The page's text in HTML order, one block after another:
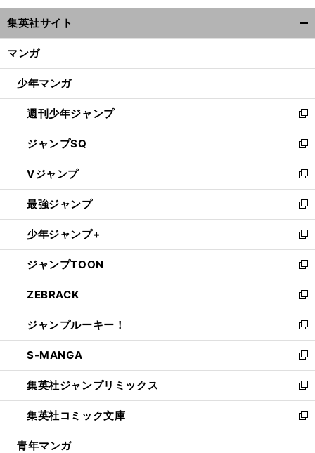
ウ
ィ
ン
ウ
開
く
集英社サイト
マンガ
少年マンガ
週刊少年ジャンプ
新
し
い
ウ
ィ
ン
ド
ウ
で
開
く
ジャンプSQ
新
し
い
ウ
ィ
ン
ド
ウ
で
開
く
Vジャンプ
新
し
い
ウ
ィ
ン
ド
ウ
で
開
く
最強ジャンプ
新
し
い
ウ
ィ
ン
ド
ウ
で
開
く
少年ジャンプ+
新
し
い
ウ
ィ
ン
ド
ウ
で
開
く
ジャンプTOON
新
し
い
ウ
ィ
ン
ド
ウ
で
開
く
ZEBRACK
新
し
い
ウ
ィ
ン
ド
ウ
で
開
ジャンプルーキー！
新
し
い
ウ
ィ
ン
ド
ウ
S-MANGA
新
し
い
ウ
ィ
ン
集英社ジャンプリミックス
新
し
い
ウ
集英社コミック文庫
新
し
青年マンガ